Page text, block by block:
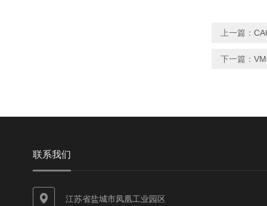
上一篇：
下一篇：
联系我们
江苏省盐城市凤凰工业园区